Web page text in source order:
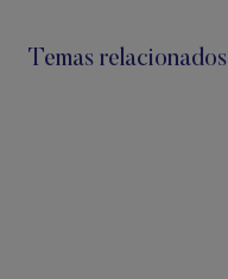
Temas relacionados